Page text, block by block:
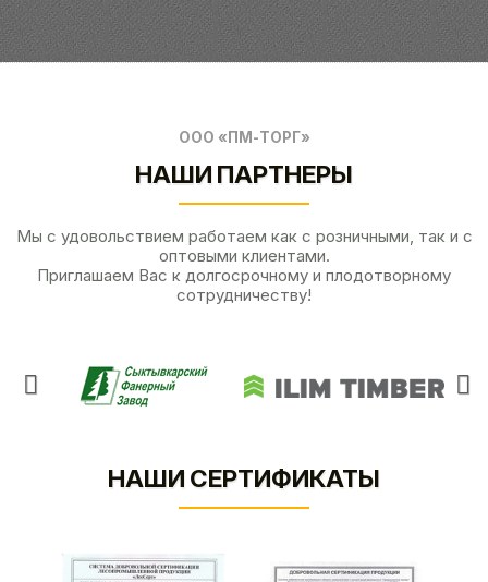
ООО «ПМ-ТОРГ»
НАШИ ПАРТНЕРЫ
Мы с удовольствием работаем как с розничными, так и с
оптовыми клиентами.
Приглашаем Вас к долгосрочному и плодотворному
сотрудничеству!
НАШИ СЕРТИФИКАТЫ